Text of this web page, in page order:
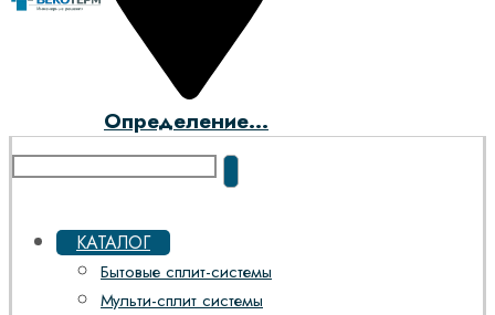
Определение...
КАТАЛОГ
Бытовые сплит-системы
Мульти-сплит системы